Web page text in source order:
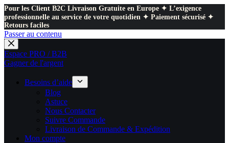
Pour les Client B2C Livraison Gratuite en Europe ✦ L’exigence
professionnelle au service de votre quotidien ✦ Paiement sécurisé ✦
Retours faciles
Passer au contenu
Espace PRO / B2B
Gagner de l'argent
Besoins d’aide
Blog
Astuce
Nous Contacter
Suivre Commande
Livraison de Commande & Expédition
Mon compte